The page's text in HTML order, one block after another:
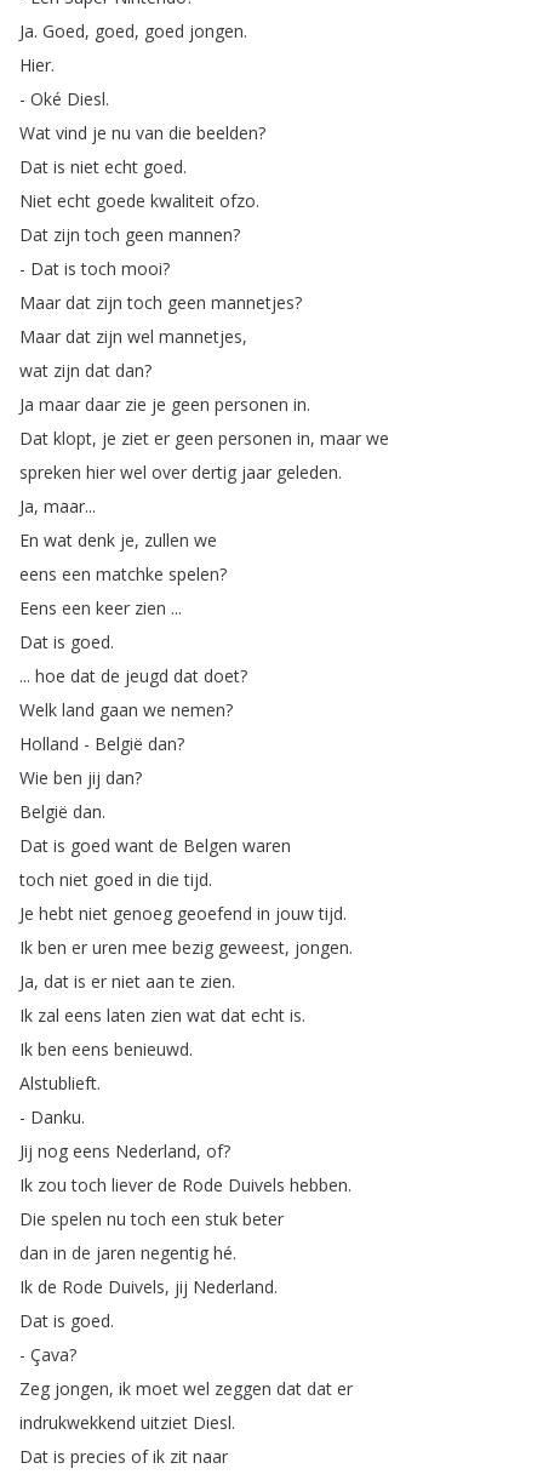
Ja. Goed, goed, goed jongen.
Hier.
- Oké Diesl.
Wat vind je nu van die beelden?
Dat is niet echt goed.
Niet echt goede kwaliteit ofzo.
Dat zijn toch geen mannen?
- Dat is toch mooi?
Maar dat zijn toch geen mannetjes?
Maar dat zijn wel mannetjes,
wat zijn dat dan?
Ja maar daar zie je geen personen in.
Dat klopt, je ziet er geen personen in, maar we
spreken hier wel over dertig jaar geleden.
Ja, maar...
En wat denk je, zullen we
eens een matchke spelen?
Eens een keer zien ...
Dat is goed.
... hoe dat de jeugd dat doet?
Welk land gaan we nemen?
Holland - België dan?
Wie ben jij dan?
België dan.
Dat is goed want de Belgen waren
toch niet goed in die tijd.
Je hebt niet genoeg geoefend in jouw tijd.
Ik ben er uren mee bezig geweest, jongen.
Ja, dat is er niet aan te zien.
Ik zal eens laten zien wat dat echt is.
Ik ben eens benieuwd.
Alstublieft.
- Danku.
Jij nog eens Nederland, of?
Ik zou toch liever de Rode Duivels hebben.
Die spelen nu toch een stuk beter
dan in de jaren negentig hé.
Ik de Rode Duivels, jij Nederland.
Dat is goed.
- Çava?
Zeg jongen, ik moet wel zeggen dat dat er
indrukwekkend uitziet Diesl.
Dat is precies of ik zit naar